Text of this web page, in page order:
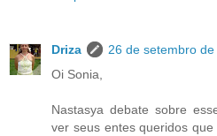
Driza
26 de setembro
Oi Sonia,
Nastasya debate sobre
ver seus entes queridos